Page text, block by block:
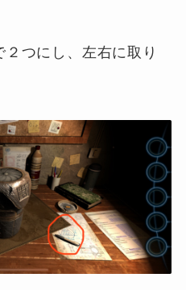
つにし、左右に取り